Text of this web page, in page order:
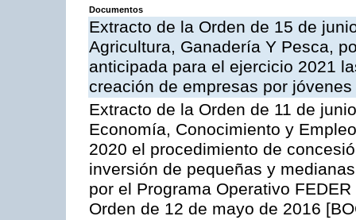
Documentos
Extracto de la Orden de 15 de
Agricultura, Ganadería Y Pesca,
anticipada para el ejercicio 2021
creación de empresas por
Extracto de la Orden de 11 de
Economía, Conocimiento y
2020 el procedimiento de
inversión de pequeñas y
por el Programa Operativo
Orden de 12 de mayo de 2016